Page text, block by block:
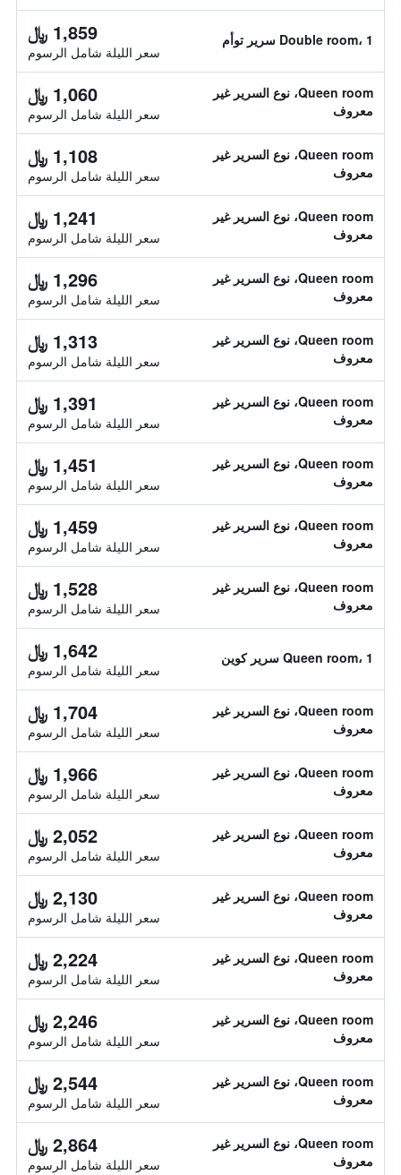
Double room، 1 سرير توأم 1,859 ﷼
سعر الليلة شامل الرسوم
Queen room، نوع السرير غير
معروف
1,060 ﷼
سعر الليلة شامل الرسوم
Queen room، نوع السرير غير
معروف
1,108 ﷼
سعر الليلة شامل الرسوم
Queen room، نوع السرير غير
معروف
1,241 ﷼
سعر الليلة شامل الرسوم
Queen room، نوع السرير غير
معروف
1,296 ﷼
سعر الليلة شامل الرسوم
Queen room، نوع السرير غير
معروف
1,313 ﷼
سعر الليلة شامل الرسوم
Queen room، نوع السرير غير
معروف
1,391 ﷼
سعر الليلة شامل الرسوم
Queen room، نوع السرير غير
معروف
1,451 ﷼
سعر الليلة شامل الرسوم
Queen room، نوع السرير غير
معروف
1,459 ﷼
سعر الليلة شامل الرسوم
Queen room، نوع السرير غير
معروف
1,528 ﷼
سعر الليلة شامل الرسوم
Queen room، 1 سرير كوين 1,642 ﷼
سعر الليلة شامل الرسوم
Queen room، نوع السرير غير
معروف
1,704 ﷼
سعر الليلة شامل الرسوم
Queen room، نوع السرير غير
معروف
1,966 ﷼
سعر الليلة شامل الرسوم
Queen room، نوع السرير غير
معروف
2,052 ﷼
سعر الليلة شامل الرسوم
Queen room، نوع السرير غير
معروف
2,130 ﷼
سعر الليلة شامل الرسوم
Queen room، نوع السرير غير
معروف
2,224 ﷼
سعر الليلة شامل الرسوم
Queen room، نوع السرير غير
معروف
2,246 ﷼
سعر الليلة شامل الرسوم
Queen room، نوع السرير غير
معروف
2,544 ﷼
سعر الليلة شامل الرسوم
Queen room، نوع السرير غير
معروف
2,864 ﷼
سعر الليلة شامل الرسوم